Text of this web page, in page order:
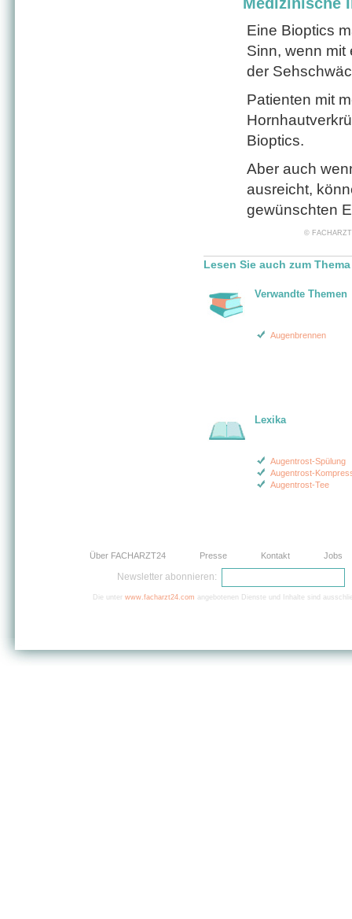
Eine Bioptics
Sinn, wenn mit
der
Patienten mit
Bioptics.
Aber auch
ausreicht,
gewünschten
©
Lesen Sie auch zum
Verwandte Themen
Augenbrennen
Lexika
Augentrost-Spülung
Augentrost-
Augentrost-Tee
Über FACHARZT24 Presse Kontakt Jobs
Newsletter abonnieren:
Die unter www.facharzt24.com angebotenen Dienste und Inhalte sind